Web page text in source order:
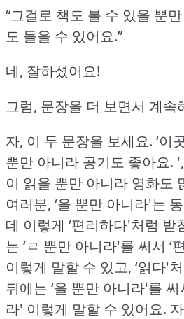
“그걸로 책도 볼 수 있을 뿐
도 들을 수 있어요.”
네, 잘하셨어요!
그럼, 문장을 더 보면서 계속
자, 이 두 문장을 보세요. ‘이
뿐만 아니라 공기도 좋아요. ',
이 읽을 뿐만 아니라 영화도
여러분, ‘을 뿐만 아니라'는
데 이렇게 ‘편리하다'처럼 받
는 ‘ㄹ 뿐만 아니라'를 써서 ‘
이렇게 말할 수 있고, ‘읽다'
뒤에는 ‘을 뿐만 아니라'를 써
라' 이렇게 말할 수 있어요.